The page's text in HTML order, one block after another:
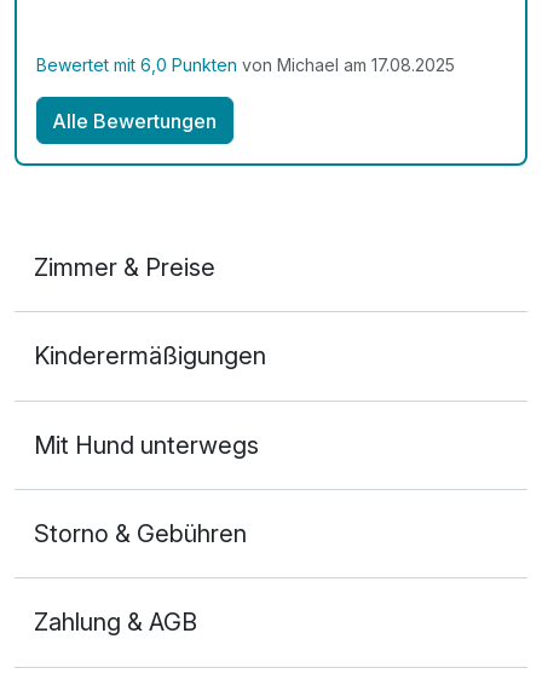
Bewertet mit 6,0 Punkten von Michael am 17.08.2025
Alle Bewertungen
Zimmer & Preise
2 Erwachsene
Kinderermäßigungen
Mit Hund unterwegs
Storno & Gebühren
Zahlung & AGB